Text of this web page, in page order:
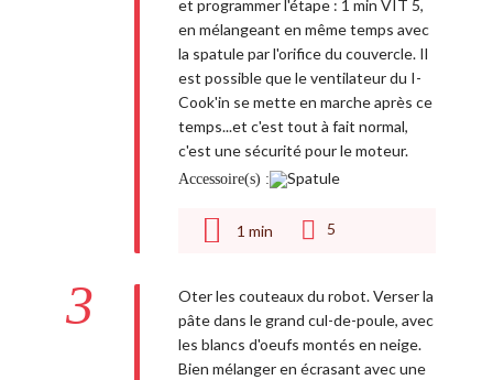
et programmer l'étape : 1 min VIT 5,
en mélangeant en même temps avec
la spatule par l'orifice du couvercle. Il
est possible que le ventilateur du I-
Cook'in se mette en marche après ce
temps...et c'est tout à fait normal,
c'est une sécurité pour le moteur.
Accessoire(s) :
1 min 5
3
Oter les couteaux du robot. Verser la
pâte dans le grand cul-de-poule, avec
les blancs d'oeufs montés en neige.
Bien mélanger en écrasant avec une